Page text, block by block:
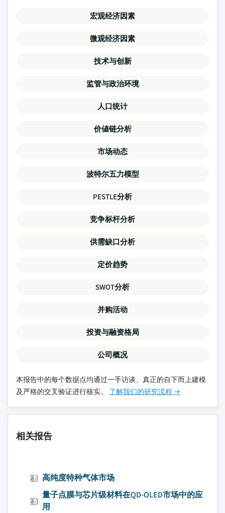
宏观经济因素
微观经济因素
技术与创新
监管与政治环境
人口统计
价値链分析
市场动态
波特尔五力模型
PESTLE分析
竞争标杆分析
供需缺口分析
定价趋势
SWOT分析
并购活动
投资与融资格局
公司概况
本报告中的每个数据点均通过一手访谈、真正的自下而上建模
及严格的交叉验证进行核实。 了解我们的研究流程 →
相关报告
高纯度特种气体市场
量子点膜与芯片级材料在QD-OLED市场中的应
用